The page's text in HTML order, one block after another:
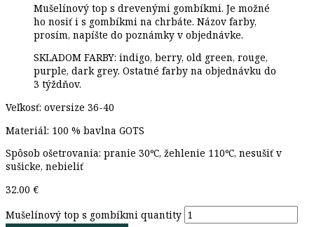
Mušelínový top s drevenými gombíkmi. Je možné
ho nosiť i s gombíkmi na chrbáte. Názov farby,
prosím, napíšte do poznámky v objednávke.
SKLADOM FARBY: indigo, berry, old green, rouge,
purple, dark grey. Ostatné farby na objednávku do
3 týždňov.
Veľkosť: oversize 36-40
Materiál: 100 % bavlna GOTS
Spôsob ošetrovania: pranie 30ºC, žehlenie 110ºC, nesušiť v
sušicke, nebieliť
32.00 €
Mušelínový top s gombíkmi quantity